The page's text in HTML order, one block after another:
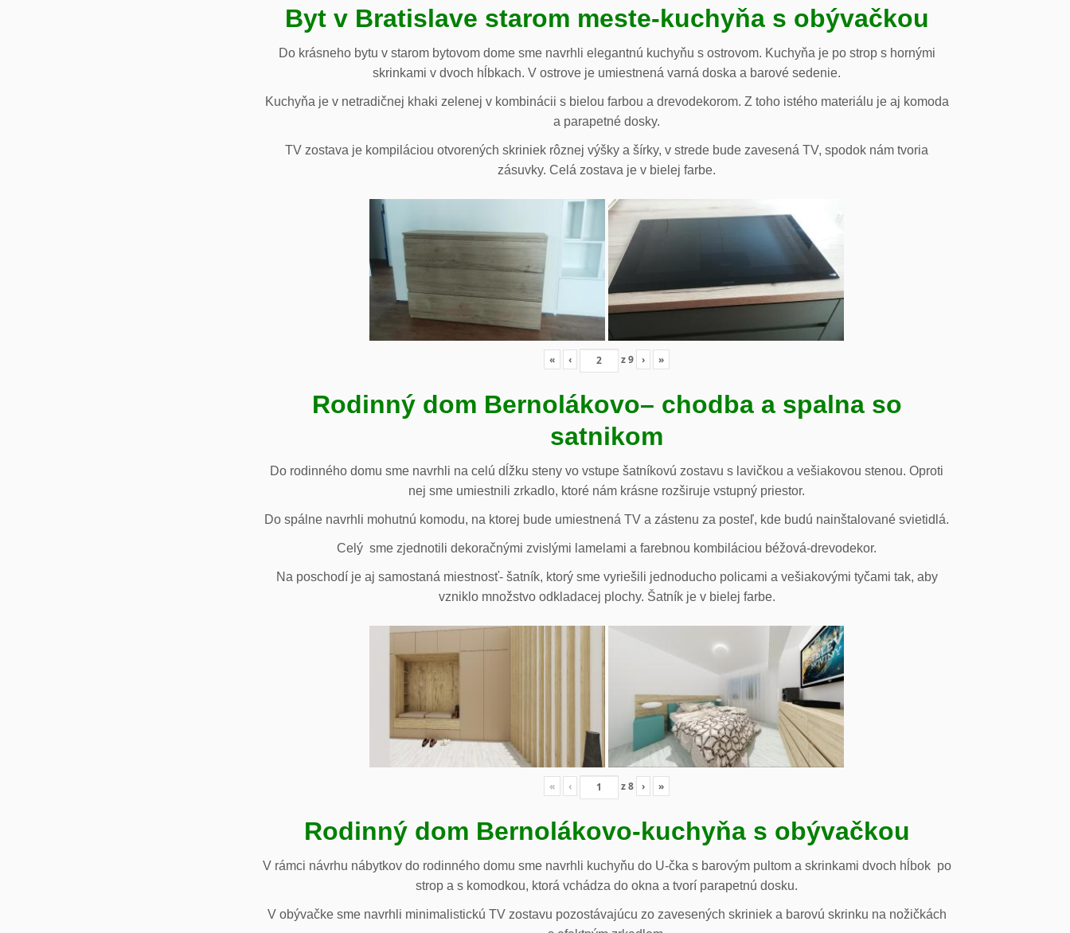
Byt v Bratislave starom meste-kuchyňa s obývačkou
Do krásneho bytu v starom bytovom dome sme navrhli elegantnú kuchyňu s ostrovom. Kuchyňa je po strop s hornými
skrinkami v dvoch hĺbkach. V ostrove je umiestnená varná doska a barové sedenie.
Kuchyňa je v netradičnej khaki zelenej v kombinácii s bielou farbou a drevodekorom. Z toho istého materiálu je aj komoda
a parapetné dosky.
TV zostava je kompiláciou otvorených skriniek rôznej výšky a šírky, v strede bude zavesená TV, spodok nám tvoria
zásuvky. Celá zostava je v bielej farbe.
« ‹ z9 › »
Rodinný dom Bernolákovo– chodba a spalna so
satnikom
Do rodinného domu sme navrhli na celú dĺžku steny vo vstupe šatníkovú zostavu s lavičkou a vešiakovou stenou. Oproti
nej sme umiestnili zrkadlo, ktoré nám krásne rozširuje vstupný priestor.
Do spálne navrhli mohutnú komodu, na ktorej bude umiestnená TV a zástenu za posteľ, kde budú nainštalované svietidlá.
Celý sme zjednotili dekoračnými zvislými lamelami a farebnou kombiláciou béžová-drevodekor.
Na poschodí je aj samostaná miestnosť- šatník, ktorý sme vyriešili jednoducho policami a vešiakovými tyčami tak, aby
vzniklo množstvo odkladacej plochy. Šatník je v bielej farbe.
« ‹ z8 › »
Rodinný dom Bernolákovo-kuchyňa s obývačkou
V rámci návrhu nábytkov do rodinného domu sme navrhli kuchyňu do U-čka s barovým pultom a skrinkami dvoch hĺbok po
strop a s komodkou, ktorá vchádza do okna a tvorí parapetnú dosku.
V obývačke sme navrhli minimalistickú TV zostavu pozostávajúcu zo zavesených skriniek a barovú skrinku na nožičkách